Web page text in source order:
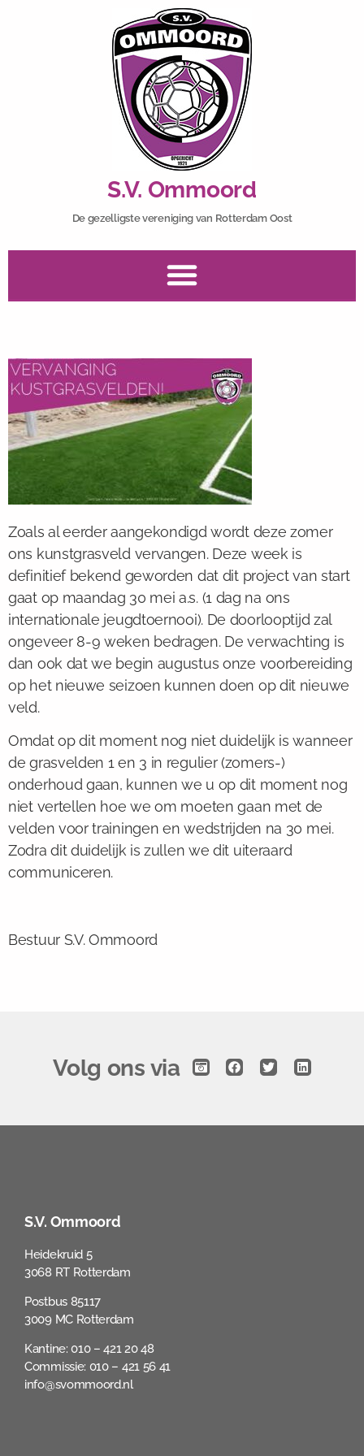
S.V. Ommoord
De gezelligste vereniging van Rotterdam Oost
Zoals al eerder aangekondigd wordt deze zomer
ons kunstgrasveld vervangen. Deze week is
definitief bekend geworden dat dit project van start
gaat op maandag 30 mei a.s. (1 dag na ons
internationale jeugdtoernooi). De doorlooptijd zal
ongeveer 8-9 weken bedragen. De verwachting is
dan ook dat we begin augustus onze voorbereiding
op het nieuwe seizoen kunnen doen op dit nieuwe
veld.
Omdat op dit moment nog niet duidelijk is wanneer
de grasvelden 1 en 3 in regulier (zomers-)
onderhoud gaan, kunnen we u op dit moment nog
niet vertellen hoe we om moeten gaan met de
velden voor trainingen en wedstrijden na 30 mei.
Zodra dit duidelijk is zullen we dit uiteraard
communiceren.
Bestuur S.V. Ommoord
Volg ons via
S.V. Ommoord
Heidekruid 5
3068 RT Rotterdam
Postbus 85117
3009 MC Rotterdam
Kantine: 010 – 421 20 48
Commissie: 010 – 421 56 41
info@svommoord.nl